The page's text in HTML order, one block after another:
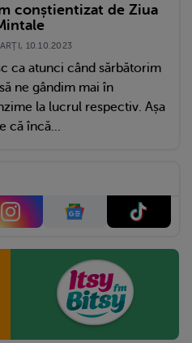
conștientizat de Ziua
10.10.2023
ca atunci când sărbătorim
ne gândim mai în
la lucrul respectiv. Așa
că încă...